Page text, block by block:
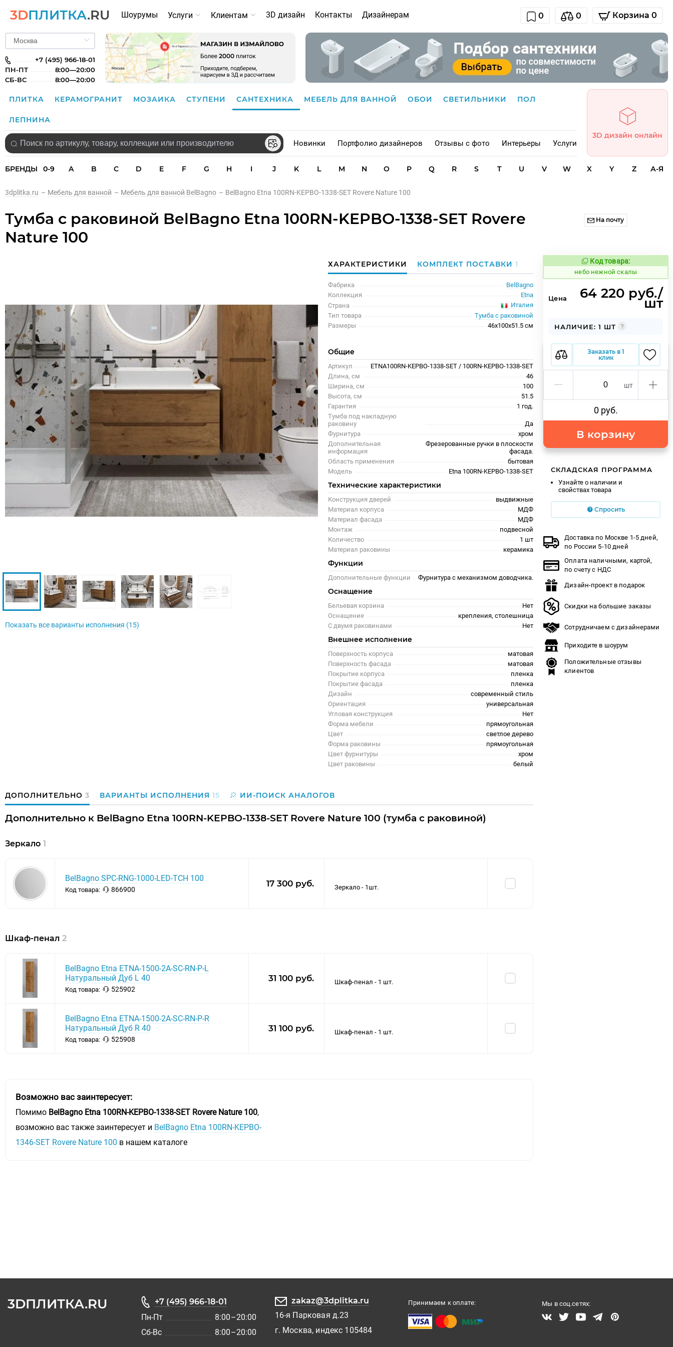
3DПЛИТКА.RU Шоурумы Услуги Клиентам 3D дизайн Контакты Дизайнерам 0 0 Корзина 0
+7 (495) 966-18-01
ПН-ПТ
8:00—20:00
СБ-ВС
8:00—20:00
ПЛИТКА КЕРАМОГРАНИТ МОЗАИКА СТУПЕНИ САНТЕХНИКА МЕБЕЛЬ ДЛЯ ВАННОЙ ОБОИ СВЕТИЛЬНИКИ ПОЛ
ЛЕПНИНА
Новинки Портфолио дизайнеров Отзывы с фото Интерьеры Услуги
3D дизайн онлайн
БРЕНДЫ 0-9 A B C D E F G H I J K L M N O P Q R S T U V W X Y Z А-Я
3dplitka.ru – Мебель для ванной – Мебель для ванной BelBagno – BelBagno Etna 100RN-KEPBO-1338-SET Rovere Nature 100
Тумба с раковиной BelBagno Etna 100RN-KEPBO-1338-SET Rovere
Nature 100
На почту
Показать все варианты исполнения (15)
ХАРАКТЕРИСТИКИ КОМПЛЕКТ ПОСТАВКИ1
Фабрика
BelBagno
Коллекция
Etna
Страна
Италия
Тип товара
Тумба с раковиной
Размеры
46x100x51.5 см
Общие
Артикул
ETNA100RN-KEPBO-1338-SET / 100RN-KEPBO-1338-SET
Длина, см
46
Ширина, см
100
Высота, см
51.5
Гарантия
1 год.
Тумба под накладную
раковину
Да
Фурнитура
хром
Дополнительная
информация
Фрезерованные ручки в плоскости
фасада.
Область применения
бытовая
Модель
Etna 100RN-KEPBO-1338-SET
Технические характеристики
Конструкция дверей
выдвижные
Материал корпуса
МДФ
Материал фасада
МДФ
Монтаж
подвесной
Количество
1 шт
Материал раковины
керамика
Функции
Дополнительные функции Фурнитура с механизмом доводчика.
Оснащение
Бельевая корзина
Нет
Оснащение
крепления, столешница
С двумя раковинами
Нет
Внешнее исполнение
Поверхность корпуса
матовая
Поверхность фасада
матовая
Покрытие корпуса
пленка
Покрытие фасада
пленка
Дизайн
современный стиль
Ориентация
универсальная
Угловая конструкция
Нет
Форма мебели
прямоугольная
Цвет
светлое дерево
Форма раковины
прямоугольная
Цвет фурнитуры
хром
Цвет раковины
белый
ДОПОЛНИТЕЛЬНО 3 ВАРИАНТЫ ИСПОЛНЕНИЯ 15 ИИ-ПОИСК АНАЛОГОВ
Дополнительно к BelBagno Etna 100RN-KEPBO-1338-SET Rovere Nature 100 (тумба с раковиной)
Зеркало 1
BelBagno SPC-RNG-1000-LED-TCH 100
Код товара: 866900
17 300 руб.
Шкаф-пенал 2
BelBagno Etna ETNA-1500-2A-SC-RN-P-L
Натуральный Дуб L 40
Код товара: 525902
31 100 руб.
BelBagno Etna ETNA-1500-2A-SC-RN-P-R
Натуральный Дуб R 40
Код товара: 525908
31 100 руб.
Возможно вас заинтересует:
Помимо BelBagno Etna 100RN-KEPBO-1338-SET Rovere Nature 100,
возможно вас также заинтересует и BelBagno Etna 100RN-KEPBO-
1346-SET Rovere Nature 100 в нашем каталоге
Код товара:
1117466 Код товара:
небо нежной скалы
Цена 64 220 руб./
шт
НАЛИЧИЕ: 1 ШТ
Заказать в 1
клик
шт
0 руб.
В корзину
СКЛАДСКАЯ ПРОГРАММА
Узнайте о наличии и
свойствах товара
Спросить
Доставка по Москве 1-5 дней,
по России 5-10 дней
Оплата наличными, картой,
по счету с НДС
Дизайн-проект в подарок
Скидки на большие заказы
Сотрудничаем с дизайнерами
Приходите в шоурум
Положительные отзывы
клиентов
3DПЛИТКА.RU
+7 (495) 966-18-01
Пн-Пт
8:00–20:00
Сб-Вс
8:00–20:00
zakaz@3dplitka.ru
16-я Парковая д.23
г. Москва, индекс 105484
Принимаем к оплате: Мы в соц.сетях: